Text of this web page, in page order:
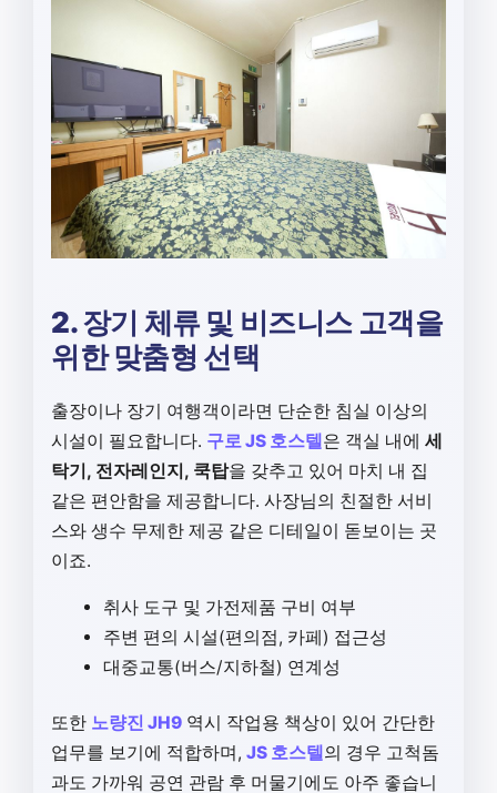
2. 장기 체류 및 비즈니스 고객을
위한 맞춤형 선택
출장이나 장기 여행객이라면 단순한 침실 이상의
시설이 필요합니다. 구로 JS 호스텔은 객실 내에 세
탁기, 전자레인지, 쿡탑을 갖추고 있어 마치 내 집
같은 편안함을 제공합니다. 사장님의 친절한 서비
스와 생수 무제한 제공 같은 디테일이 돋보이는 곳
이죠.
취사 도구 및 가전제품 구비 여부
주변 편의 시설(편의점, 카페) 접근성
대중교통(버스/지하철) 연계성
또한 노량진 JH9 역시 작업용 책상이 있어 간단한
업무를 보기에 적합하며, JS 호스텔의 경우 고척돔
과도 가까워 공연 관람 후 머물기에도 아주 좋습니